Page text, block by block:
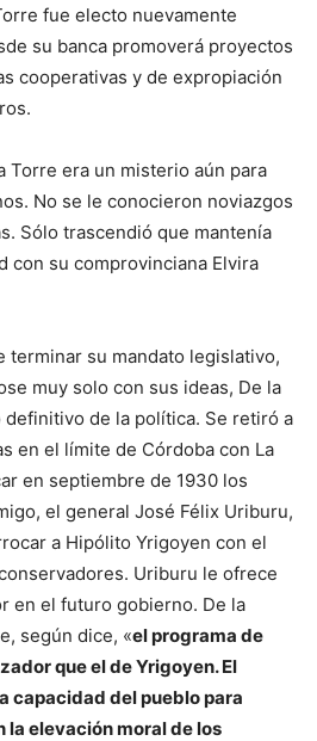
fue electo nuevamente
su banca promoverá proyectos
cooperativas y de expropiación
Torre era un misterio aún para
No se le conocieron noviazgos
Sólo trascendió que mantenía
con su comprovinciana Elvira
terminar su mandato legislativo,
muy solo con sus ideas, De la
de la política. Se retiró a
en el límite de Córdoba con La
en septiembre de 1930 los
el general José Félix Uriburu,
a Hipólito Yrigoyen con el
Uriburu le ofrece
en el futuro gobierno. De la
según dice, «el programa de
que el de Yrigoyen. El
capacidad del pueblo para
la elevación moral de los